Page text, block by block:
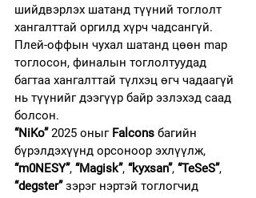
шийдвэрлэх шатанд түүний тоглолт
хангалттай оргилд хүрч чадсангүй.
Плей-оффын чухал шатанд цөөн map
тоглосон, финалын тоглолтуудад
багтаа хангалттай түлхэц өгч чадаагүй
нь түүнийг дээгүүр байр эзлэхэд саад
болсон.
“NiKo” 2025 оныг Falcons багийн
бүрэлдэхүүнд орсоноор эхлүүлж,
“m0NESY”, “Magisk”, “kyxsan”, “TeSeS”,
“degster” зэрэг нэртэй тоглогчид